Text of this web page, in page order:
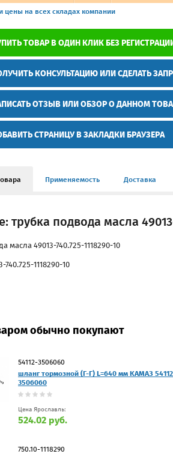
цены на всех складах компании
ТОВАР В ОДИН КЛИК БЕЗ
КОНСУЛЬТАЦИЮ ИЛИ СДЕЛАТЬ
ОТЗЫВ ИЛИ ОБЗОР О ДАННОМ
СТРАНИЦУ В ЗАКЛАДКИ БРАУЗЕРА
Применяемость Доставка
трубка подвода масла
масла 49013-740.725-1118290-10
740.725-1118290-10
обычно покупают
54112-3506060
шланг тормозной (Г-Г) L=640 мм КАМАЗ
3506060
Цена Ярославль:
524.02 руб.
750.10-1118290